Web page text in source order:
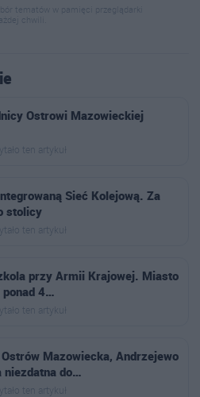
tematów w pamięci przeglądarki
chwili.
Ostrowi Mazowieckiej
ten artykuł
Sieć Kolejową. Za
stolicy
ten artykuł
przy Armii Krajowej. Miasto
ponad 4…
ten artykuł
Mazowiecka, Andrzejewo
niezdatna do…
ten artykuł